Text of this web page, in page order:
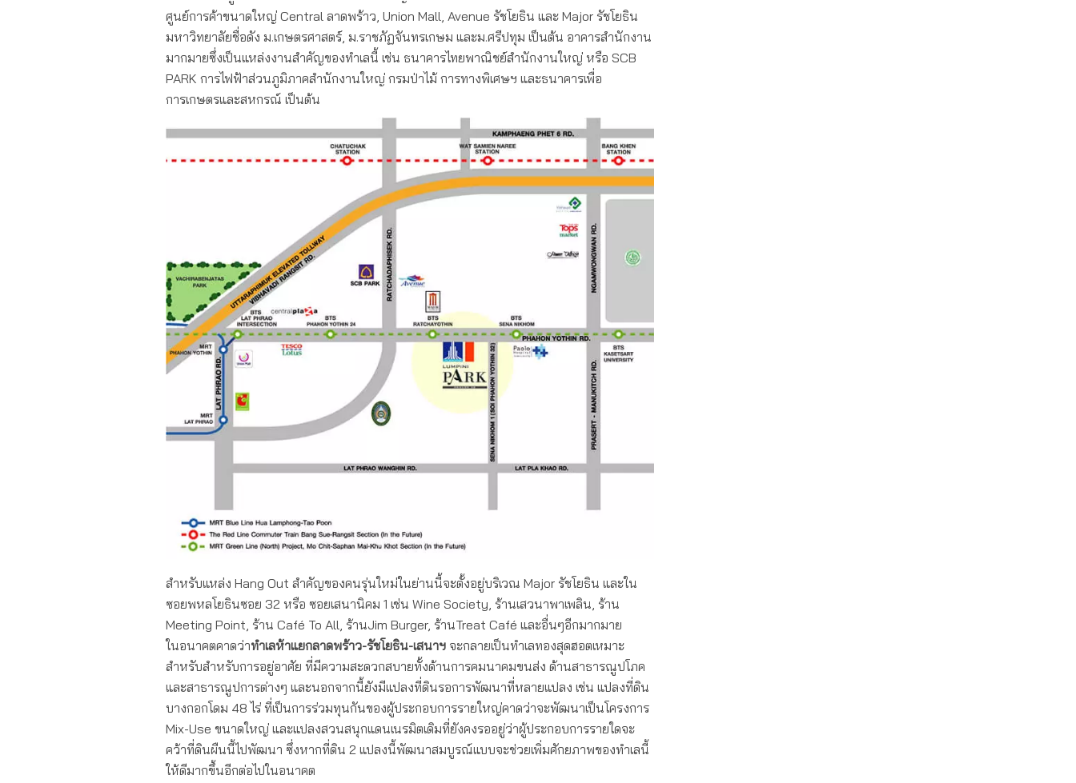
ศูนย์การค้าขนาดใหญ่ Central ลาดพร้าว, Union Mall, Avenue รัชโยธิน และ Major รัชโยธิน
มหาวิทยาลัยชื่อดัง ม.เกษตรศาสตร์, ม.ราชภัฏจันทรเกษม และม.ศรีปทุม เป็นต้น อาคารสำนักงาน
มากมายซึ่งเป็นแหล่งงานสำคัญของทำเลนี้ เช่น ธนาคารไทยพาณิชย์สำนักงานใหญ่ หรือ SCB
PARK การไฟฟ้าส่วนภูมิภาคสำนักงานใหญ่ กรมป่าไม้ การทางพิเศษฯ และธนาคารเพื่อ
การเกษตรและสหกรณ์ เป็นต้น
สำหรับแหล่ง Hang Out สำคัญของคนรุ่นใหม่ในย่านนี้จะตั้งอยู่บริเวณ Major รัชโยธิน และใน
ซอยพหลโยธินซอย 32 หรือ ซอยเสนานิคม 1 เช่น Wine Society, ร้านเสวนาพาเพลิน, ร้าน
Meeting Point, ร้าน Café To All, ร้านJim Burger, ร้านTreat Café และอื่นๆอีกมากมาย
ในอนาคตคาดว่าทำเลห้าแยกลาดพร้าว-รัชโยธิน-เสนาฯ จะกลายเป็นทำเลทองสุดฮอตเหมาะ
สำหรับสำหรับการอยู่อาศัย ที่มีความสะดวกสบายทั้งด้านการคมนาคมขนส่ง ด้านสาธารณูปโภค
และสาธารณูปการต่างๆ และนอกจากนี้ยังมีแปลงที่ดินรอการพัฒนาที่หลายแปลง เช่น แปลงที่ดิน
บางกอกโดม 48 ไร่ ที่เป็นการร่วมทุนกันของผู้ประกอบการรายใหญ่คาดว่าจะพัฒนาเป็นโครงการ
Mix-Use ขนาดใหญ่ และแปลงสวนสนุกแดนเนรมิตเดิมที่ยังคงรออยู่ว่าผู้ประกอบการรายใดจะ
คว้าที่ดินผืนนี้ไปพัฒนา ซึ่งหากที่ดิน 2 แปลงนี้พัฒนาสมบูรณ์แบบจะช่วยเพิ่มศักยภาพของทำเลนี้
ให้ดีมากขึ้นอีกต่อไปในอนาคต